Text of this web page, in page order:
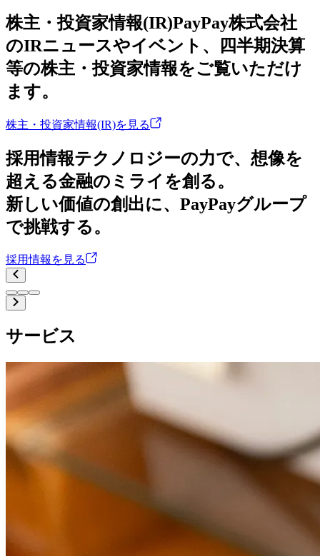
株主・投資家情報(IR)PayPay株式会社
のIRニュースやイベント、四半期決算
等の株主・投資家情報をご覧いただけ
ます。
株主・投資家情報(IR)を見る
採用情報テクノロジーの力で、想像を
超える金融のミライを創る。
新しい価値の創出に、PayPayグループ
で挑戦する。
採用情報を見る
サービス